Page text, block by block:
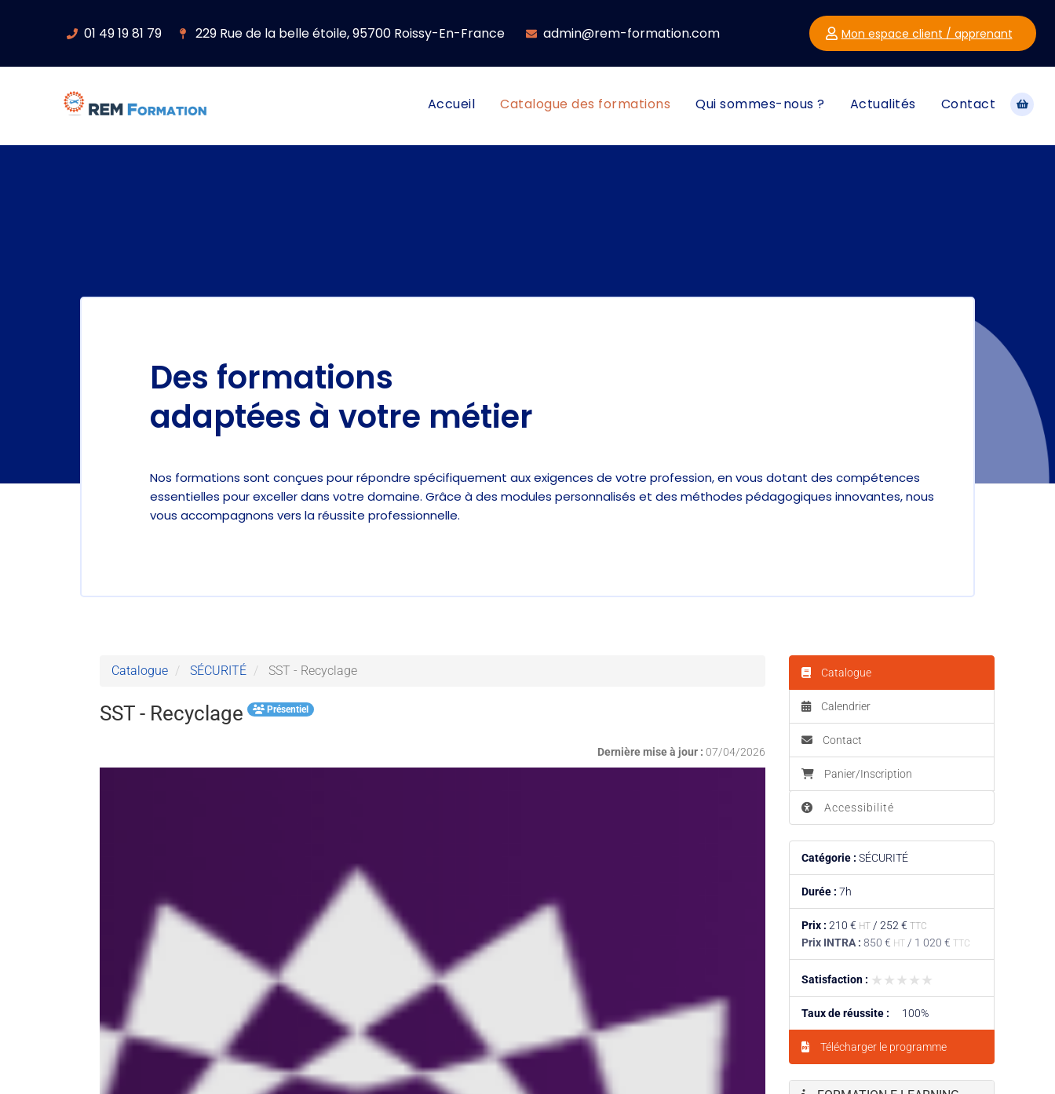
01 49 19 81 79 229 Rue de la belle étoile, 95700 Roissy-En-France admin@rem-formation.com Mon espace client / apprenant
Accueil Catalogue des formations Qui sommes-nous ? Actualités Contact
Des formations
adaptées à votre métier
Nos formations sont conçues pour répondre spécifiquement aux exigences de votre profession, en vous dotant des compétences
essentielles pour exceller dans votre domaine. Grâce à des modules personnalisés et des méthodes pédagogiques innovantes, nous
vous accompagnons vers la réussite professionnelle.
Catalogue SÉCURITÉ SST - Recyclage
SST - Recyclage Présentiel
Dernière mise à jour : 07/04/2026
Catalogue
Calendrier
Contact
Panier/Inscription
Accessibilité
Catégorie : SÉCURITÉ
Durée : 7h
Prix : 210 € HT/ 252 € TTC
Prix INTRA : 850 € HT/ 1 020 € TTC
Satisfaction : ★★★★★
★★★★★
Taux de réussite : 100%
Télécharger le programme